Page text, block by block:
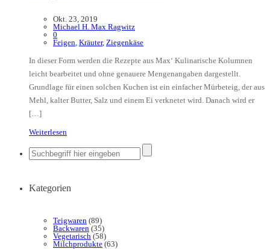
Okt. 23, 2019
Michael H. Max Ragwitz
0
Feigen Kräuter, Ziegenkäse
In dieser Form werden die Rezepte aus Max‘ Kulinarische Kolumnen
leicht bearbeitet und ohne genauere Mengenangaben dargestellt.
Grundlage für einen solchen Kuchen ist ein einfacher Mürbeteig, der aus
Mehl, kalter Butter, Salz und einem Ei verknetet wird. Danach wird er
[…]
Weiterlesen
Kategorien
Teigwaren (89)
Backwaren (35)
Vegetarisch (58)
Milchprodukte (63)